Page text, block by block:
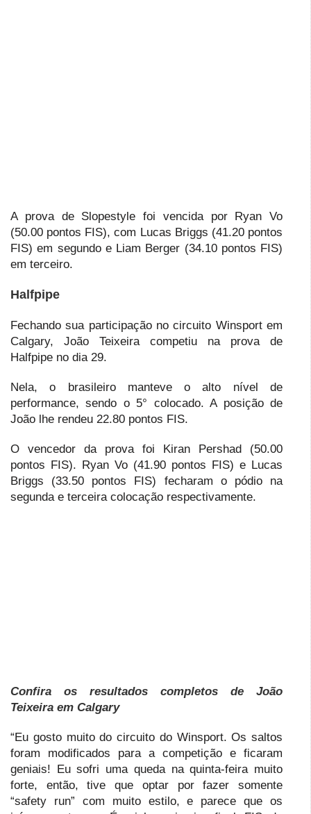
A prova de Slopestyle foi vencida por Ryan Vo
(50.00 pontos FIS), com Lucas Briggs (41.20 pontos
FIS) em segundo e Liam Berger (34.10 pontos FIS)
em terceiro.
Halfpipe
Fechando sua participação no circuito Winsport em
Calgary, João Teixeira competiu na prova de
Halfpipe no dia 29.
Nela, o brasileiro manteve o alto nível de
performance, sendo o 5° colocado. A posição de
João lhe rendeu 22.80 pontos FIS.
O vencedor da prova foi Kiran Pershad (50.00
pontos FIS). Ryan Vo (41.90 pontos FIS) e Lucas
Briggs (33.50 pontos FIS) fecharam o pódio na
segunda e terceira colocação respectivamente.
Confira os resultados completos de João
Teixeira em Calgary
“Eu gosto muito do circuito do Winsport. Os saltos
foram modificados para a competição e ficaram
geniais! Eu sofri uma queda na quinta-feira muito
forte, então, tive que optar por fazer somente
“safety run” com muito estilo, e parece que os